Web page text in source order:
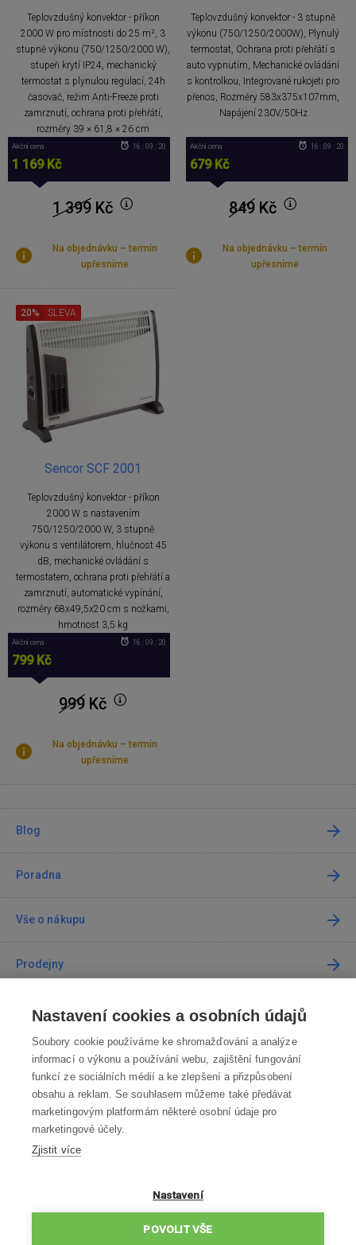
Teplovzdušný konvektor - příkon
2000 W pro místnosti do 25 m², 3
stupně výkonu (750/1250/2000 W),
stupeň krytí IP24, mechanický
termostat s plynulou regulací, 24h
časovač, režim Anti-Freeze proti
zamrznutí, ochrana proti přehřátí,
rozměry 39 × 61,8 × 26 cm
Akční cena
1 169 Kč
16 : 09 : 20
1 399 Kč
Na objednávku – termín
upřesníme
Teplovzdušný konvektor - 3 stupně
výkonu (750/1250/2000W), Plynulý
termostat, Ochrana proti přehřátí s
auto vypnutím, Mechanické ovládání
s kontrolkou, Integrované rukojeti pro
přenos, Rozměry 583x375x107mm,
Napájení 230V/50Hz
Akční cena
679 Kč
16 : 09 : 20
849 Kč
Na objednávku – termín
upřesníme
Sencor SCF 2001
Teplovzdušný konvektor - příkon
2000 W s nastavením
750/1250/2000 W, 3 stupně
výkonu s ventilátorem, hlučnost 45
dB, mechanické ovládání s
termostatem, ochrana proti přehřátí a
zamrznutí, automatické vypínání,
rozměry 68x49,5x20 cm s nožkami,
hmotnost 3,5 kg
20% SLEVA
Akční cena
799 Kč
16 : 09 : 20
999 Kč
Na objednávku – termín
upřesníme
Blog
Poradna
Vše o nákupu
Prodejny
Kontakt
Kontaktujte nás
info@robotworld.cz
220 770 770 Po-Pá 8:00—16:00
VŠECHNY KONTAKTY
ZÁSADY OCHRANY OSOBNÍCH ÚDAJŮ
Nastavení cookies a osobních údajů
Soubory cookie používáme ke shromažďování a analýze
informací o výkonu a používání webu, zajištění fungování
funkcí ze sociálních médií a ke zlepšení a přizpůsobení
obsahu a reklam. Se souhlasem můžeme také předávat
marketingovým platformám některé osobní údaje pro
marketingové účely.
Zjistit více
Nastavení
POVOLIT VŠE